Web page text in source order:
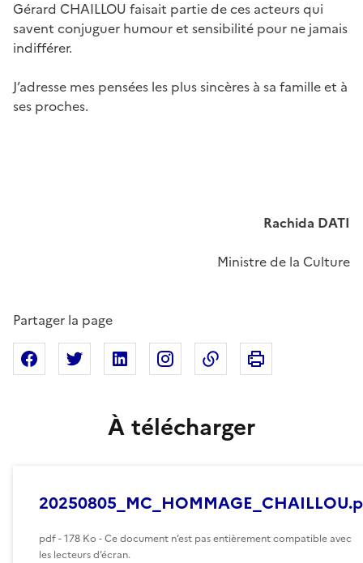
Gérard CHAILLOU faisait partie de ces acteurs qui
savent conjuguer humour et sensibilité pour ne jamais
indifférer.
J’adresse mes pensées les plus sincères à sa famille et à
ses proches.
Rachida DATI
Ministre de la Culture
Partager la page
Partager sur Facebook
Partager sur XPartager sur Linkedin
Partager sur Instagram
Copier dans le
Imprimer cette
À télécharger
pdf - 178 Ko - Ce document n’est pas entièrement compatible avec
les lecteurs d’écran.